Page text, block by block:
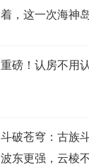
着，这一次海神
重磅！认房不用
斗破苍穹：古族
波东更强，云棱